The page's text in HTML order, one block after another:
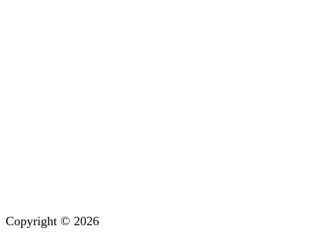
Copyright © 2026